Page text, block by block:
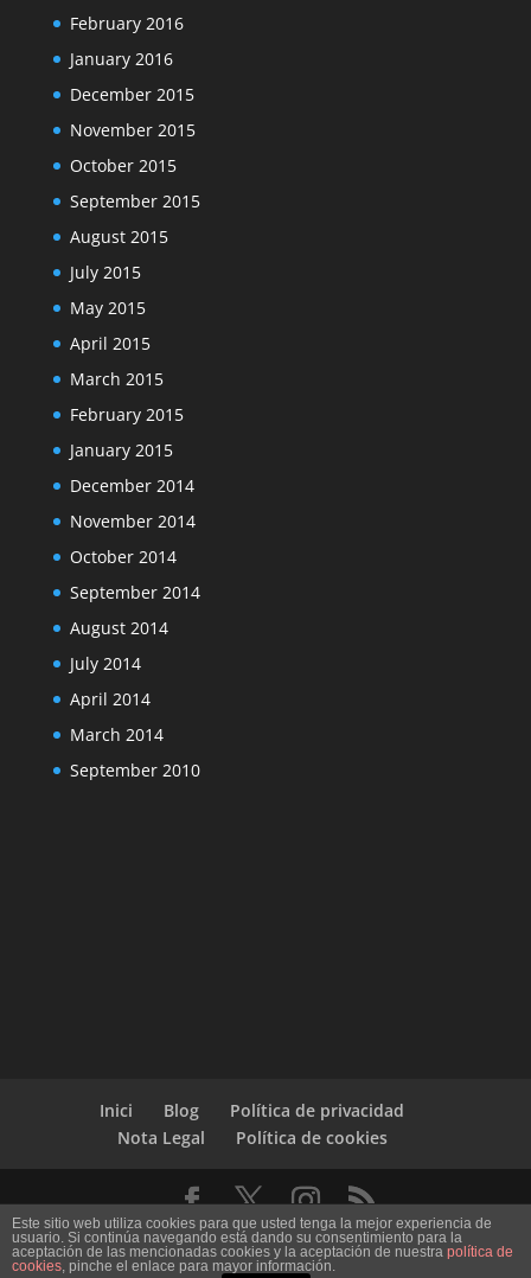
February 2016
January 2016
December 2015
November 2015
October 2015
September 2015
August 2015
July 2015
May 2015
April 2015
March 2015
February 2015
January 2015
December 2014
November 2014
October 2014
September 2014
August 2014
July 2014
April 2014
March 2014
September 2010
Inici Blog
Política de privacidad
Nota Legal
Política de cookies
Designed byElegant Themes| Powered by
WordPress
Este sitio web utiliza cookies para que usted tenga la mejor experiencia de
usuario. Si continúa navegando está dando su consentimiento para la
aceptación de las mencionadas cookies y la aceptación de nuestra política de
cookies, pinche el enlace para mayor información.